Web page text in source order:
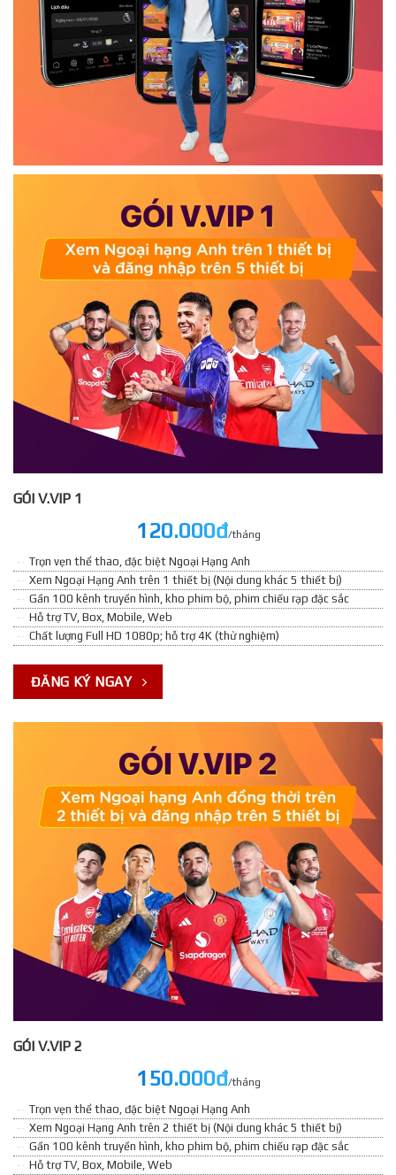
GÓI V.VIP 1
120.000đ/tháng
Trọn vẹn thể thao, đặc biệt Ngoại Hạng Anh
Xem Ngoại Hạng Anh trên 1 thiết bị (Nội dung khác 5 thiết bị)
Gần 100 kênh truyền hình, kho phim bộ, phim chiếu rạp đặc sắc
Hỗ trợ TV, Box, Mobile, Web
Chất lượng Full HD 1080p; hỗ trợ 4K (thử nghiệm)
ĐĂNG KÝ NGAY
GÓI V.VIP 2
150.000đ/tháng
Trọn vẹn thể thao, đặc biệt Ngoại Hạng Anh
Xem Ngoại Hạng Anh trên 2 thiết bị (Nội dung khác 5 thiết bị)
Gần 100 kênh truyền hình, kho phim bộ, phim chiếu rạp đặc sắc
Hỗ trợ TV, Box, Mobile, Web